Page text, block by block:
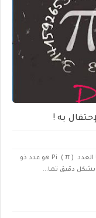
تعرف على غرائب العدد pi وهل له يوم للإحتفال به ! العدد Pi ( π ) هو عدد ذو
دقيق تما...